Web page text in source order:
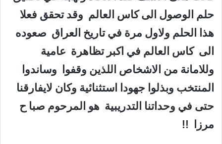
حلم الوصول الى كاس العالم وقد تحقق فعلا
هذا الحلم ولاول مرة في تاريخ العراق صعوده
الى كاس العالم في اكبر تظاهرة عامية
وللامانة من الاشخاص اللذين وقفوا وساندوا
المنتخب وبذلوا جهودا استثنائية وكان لايفارقنا
حتى في وحداتنا التدريبية هو المرحوم صبا ح
مرزا !!